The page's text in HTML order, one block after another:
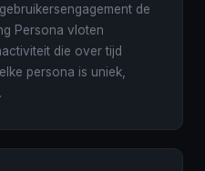
de
Persona vloten
die over tijd
persona is uniek,